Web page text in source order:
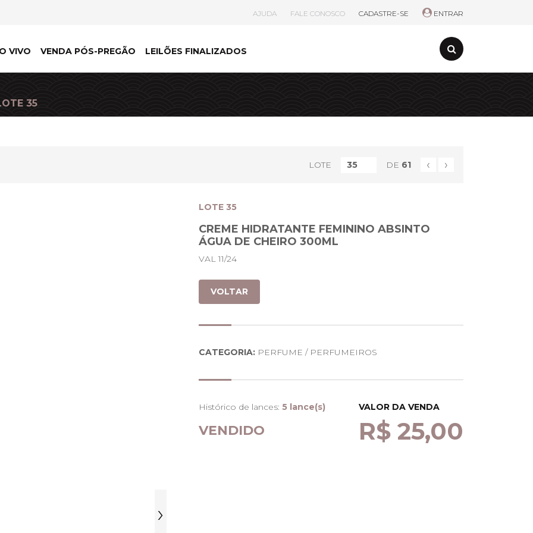
AJUDA FALE CONOSCO CADASTRE-SE ENTRAR
VIVO VENDA PÓS-PREGÃO LEILÕES FINALIZADOS
35
LOTE DE 61 ‹ ›
›
LOTE 35
CREME HIDRATANTE FEMININO ABSINTO
ÁGUA DE CHEIRO 300ML
VAL 11/24
VOLTAR
CATEGORIA: PERFUME / PERFUMEIROS
Histórico de lances: 5 lance(s)
VENDIDO
VALOR DA VENDA
R$ 25,00